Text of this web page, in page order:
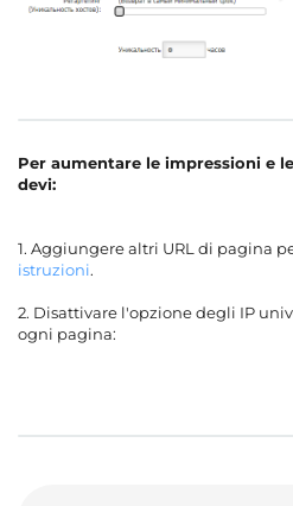
Per aumentare le impressioni e
devi:
1. Aggiungere altri URL di pagina
istruzioni.
2. Disattivare l'opzione degli IP
ogni pagina: